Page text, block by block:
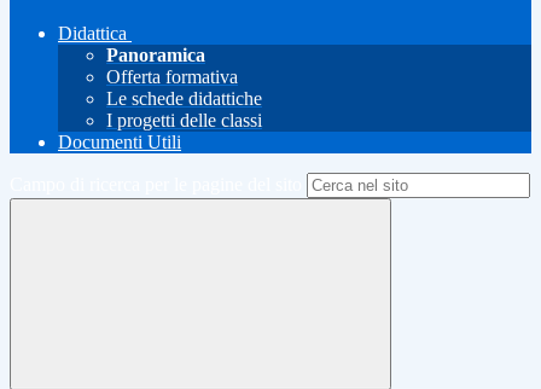
Didattica
Panoramica
Offerta formativa
Le schede didattiche
I progetti delle classi
Documenti Utili